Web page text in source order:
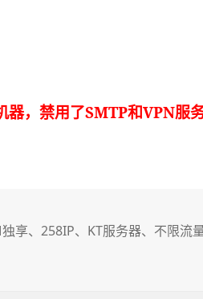
，禁用了SMTP和VPN服务
享、258IP、 KT服务器、 不限流
100M独享 不限流量 月付1200